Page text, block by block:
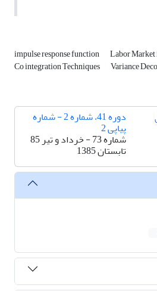
impulse response function Labor
Co integration Techniques Variance
دوره 41، شماره 2 - شماره
پیاپی 2
شماره 73 - خرداد و تیر 85
تابستان 1385